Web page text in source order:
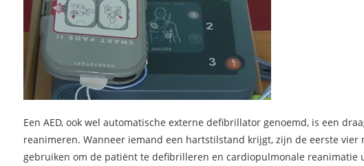
Een AED, ook wel automatische externe defibrillator genoemd, is een
reanimeren. Wanneer iemand een hartstilstand krijgt, zijn de eerste
gebruiken om de patiënt te defibrilleren en cardiopulmonale